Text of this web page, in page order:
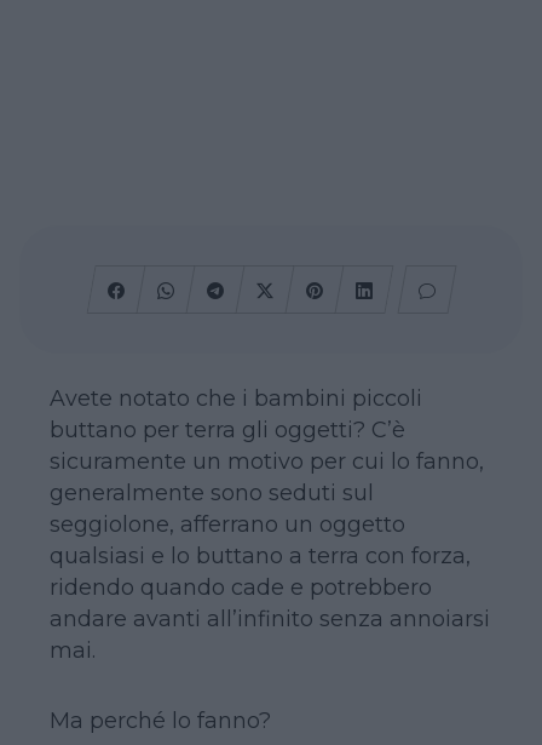
Avete notato che i bambini piccoli
buttano per terra gli oggetti? C’è
sicuramente un motivo per cui lo fanno,
generalmente sono seduti sul
seggiolone, afferrano un oggetto
qualsiasi e lo buttano a terra con forza,
ridendo quando cade e potrebbero
andare avanti all’infinito senza annoiarsi
mai.
Ma perché lo fanno?